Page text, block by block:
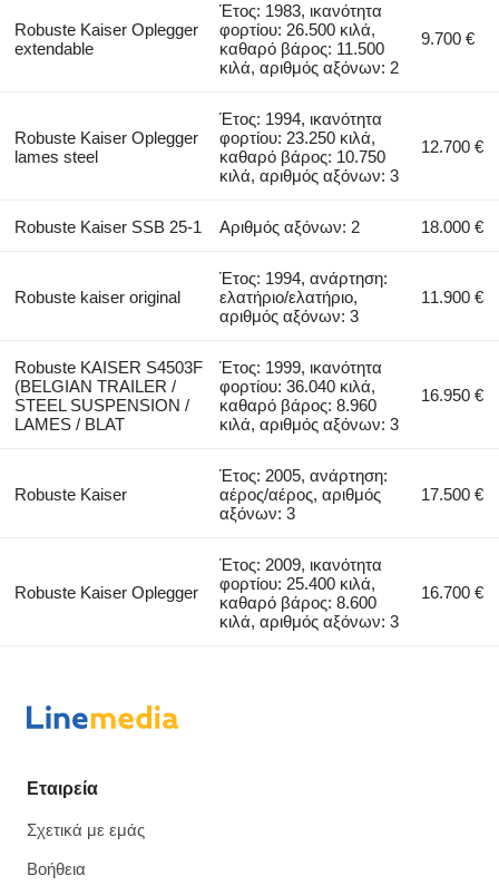
Robuste Kaiser Oplegger
extendable
Έτος: 1983, ικανότητα
φορτίου: 26.500 κιλά,
καθαρό βάρος: 11.500
κιλά, αριθμός αξόνων: 2
9.700 €
Robuste Kaiser Oplegger
lames steel
Έτος: 1994, ικανότητα
φορτίου: 23.250 κιλά,
καθαρό βάρος: 10.750
κιλά, αριθμός αξόνων: 3
12.700 €
Robuste Kaiser SSB 25-1 Αριθμός αξόνων: 2 18.000 €
Robuste kaiser original
Έτος: 1994, ανάρτηση:
ελατήριο/ελατήριο,
αριθμός αξόνων: 3
11.900 €
Robuste KAISER S4503F
(BELGIAN TRAILER /
STEEL SUSPENSION /
LAMES / BLAT
Έτος: 1999, ικανότητα
φορτίου: 36.040 κιλά,
καθαρό βάρος: 8.960
κιλά, αριθμός αξόνων: 3
16.950 €
Robuste Kaiser
Έτος: 2005, ανάρτηση:
αέρος/αέρος, αριθμός
αξόνων: 3
17.500 €
Robuste Kaiser Oplegger
Έτος: 2009, ικανότητα
φορτίου: 25.400 κιλά,
καθαρό βάρος: 8.600
κιλά, αριθμός αξόνων: 3
16.700 €
Εταιρεία
Σχετικά με εμάς
Βοήθεια